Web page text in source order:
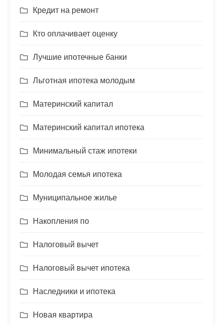
Кредит на ремонт
Кто оплачивает оценку
Лучшие ипотечные банки
Льготная ипотека молодым
Материнский капитал
Материнский капитал ипотека
Минимальный стаж ипотеки
Молодая семья ипотека
Муниципальное жилье
Накопления по
Налоговый вычет
Налоговый вычет ипотека
Наследники и ипотека
Новая квартира